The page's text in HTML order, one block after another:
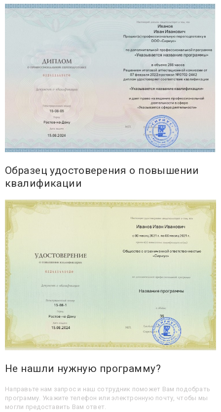
Образец удостоверения о повышении
квалификации
Не нашли нужную программу?
Направьте нам запрос и наш сотрудник поможет Вам подобрать
программу. Укажите телефон или электронную почту, чтобы мы
могли предоставить Вам ответ.